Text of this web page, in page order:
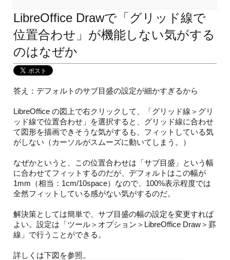
LibreOffice Drawで「グリッド線で
位置合わせ」が機能しない気がする
のはなぜか
答え：デフォルトのサブ目盛の設定が細かすぎるから
LibreOffice の図上で右クリックして、「グリッド線＞グリ
ッド線で位置合わせ」を選択すると、グリッド線に合わせ
て図形を描画できそうな気がするも、フィットしている気
がしない（カーソルがスムーズに動いてしまう。）
なぜかというと、この位置合わせは「サブ目盛」という幅
に合わせてフィットするのだが、デフォルトはこの幅が
1mm（相当：1cm/10space）なので、100%表示程度では
全然フィットしている感がない気がするのだ。
解決策としては簡単で、サブ目盛の幅の設定を変更すれば
よい。設定は「ツール＞オプション＞LibreOffice Draw＞罫
線」で行うことができる。
詳しくは下図を参照。